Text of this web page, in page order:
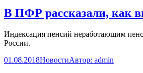
В ПФР рассказали, как
Индексация пенсий неработающим
России.
01.08.2018НовостиАвтор: admin